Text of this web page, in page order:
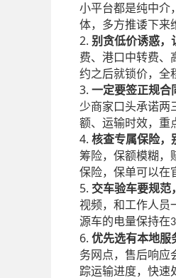
小平台都是纯中介
体，多方推诿下来
2. 别贪低价诱惑，
费、港口中转费、
约之后就锁价，全
3. 一定要签正规合
少商家口头承诺两
额、运输时效，重
4. 核查专属保险，
筹险，保额模糊，
保险，保单可以在
5. 交车验车要规范
视频，和工作人员
源车的电量保持在
6. 优先选有本地服
务网点，售后响应
踪运输进度，快速